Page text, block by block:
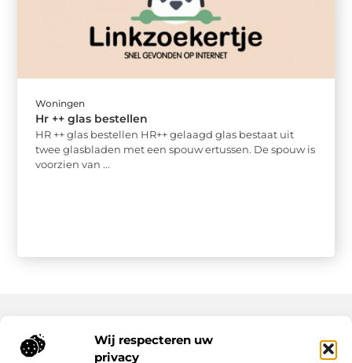
Wij respecteren uw
privacy
Woningen
Hr ++ glas bestellen
HR ++ glas bestellen HR++ gelaagd glas bestaat uit
twee glasbladen met een spouw ertussen. De spouw is
voorzien van ...
Onze informatie